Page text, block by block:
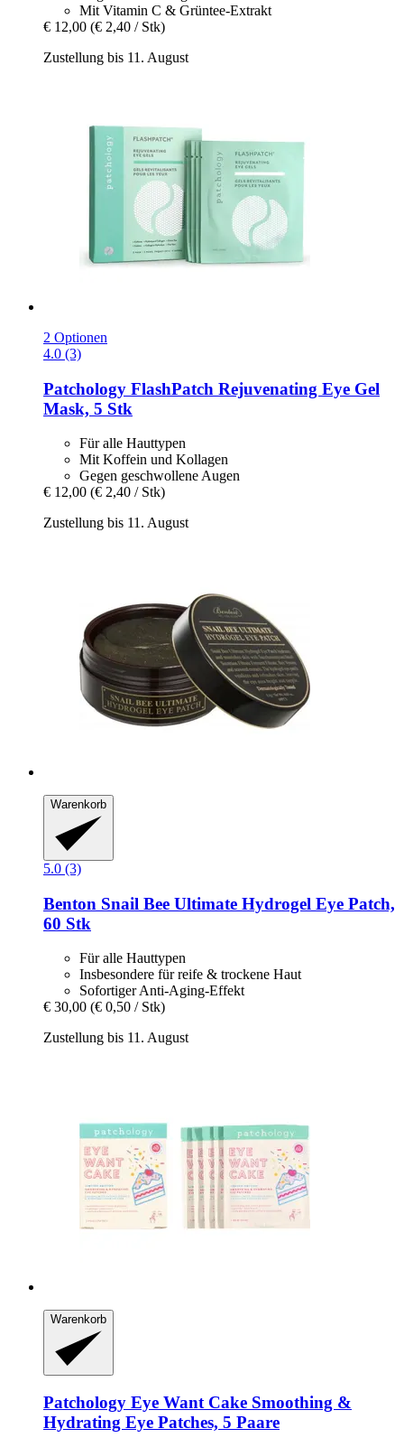
Mit Vitamin C & Grüntee-Extrakt
€ 12,00 (€ 2,40 / Stk)
Zustellung bis 11. August
2 Optionen
4.0 (3)
Patchology FlashPatch Rejuvenating Eye Gel
Mask, 5 Stk
Für alle Hauttypen
Mit Koffein und Kollagen
Gegen geschwollene Augen
€ 12,00 (€ 2,40 / Stk)
Zustellung bis 11. August
Warenkorb
5.0 (3)
Benton Snail Bee Ultimate Hydrogel Eye Patch,
60 Stk
Für alle Hauttypen
Insbesondere für reife & trockene Haut
Sofortiger Anti-Aging-Effekt
€ 30,00 (€ 0,50 / Stk)
Zustellung bis 11. August
Warenkorb
Patchology Eye Want Cake Smoothing &
Hydrating Eye Patches, 5 Paare